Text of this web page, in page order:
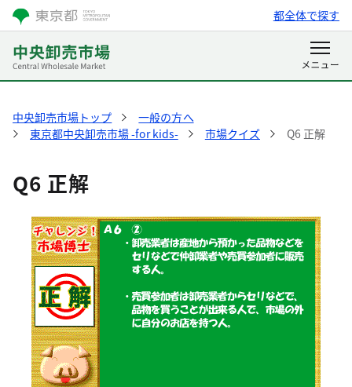
都全体で探す
中央卸売市場トップ
一般の方へ
東京都中央卸売市場 -for kids-
市場クイズ Q6 正解
Q6 正解